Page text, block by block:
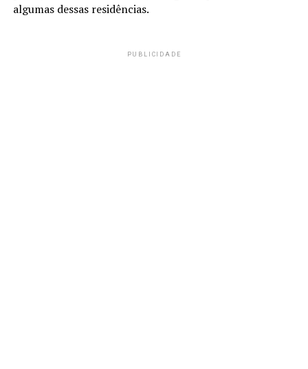
algumas dessas residências.
PUBLICIDADE